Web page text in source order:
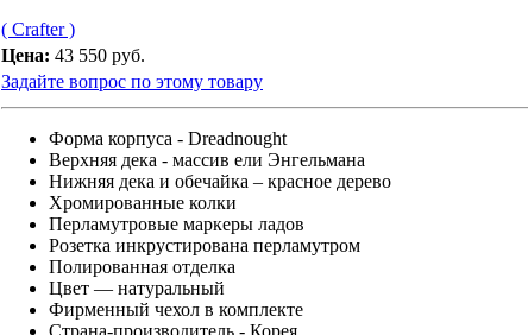
( Crafter )
Цена: 43 550 руб.
Задайте вопрос по этому товару
Форма корпуса - Dreadnought
Верхняя дека - массив ели Энгельмана
Нижняя дека и обечайка – красное дерево
Хромированные колки
Перламутровые маркеры ладов
Розетка инкрустирована перламутром
Полированная отделка
Цвет — натуральный
Фирменный чехол в комплекте
Страна-производитель - Корея